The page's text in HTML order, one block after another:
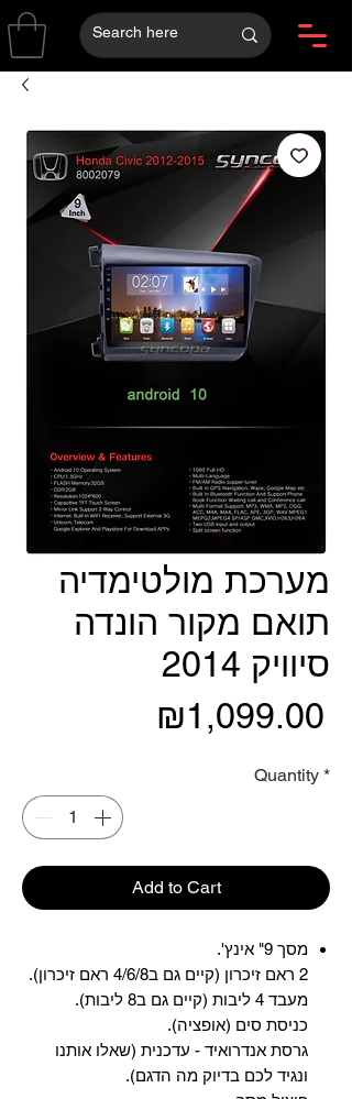
מערכת מולטימדיה
תואם מקור הונדה
סיוויק 2014
₪1,099.00
Quantity *
Add to Cart
מסך 9" אינץ'.
2 ראם זיכרון (קיים גם ב4/6/8 ראם זיכרון).
מעבד 4 ליבות (קיים גם ב8 ליבות).
כניסת סים (אופציה).
גרסת אנדרואיד - עדכנית (שאלו אותנו
ונגיד לכם בדיוק מה הדגם).